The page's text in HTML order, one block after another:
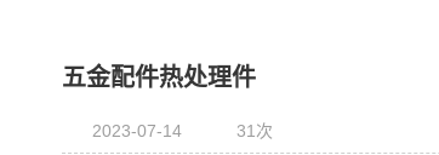
五金配件热处理件
2023-07-14 31次